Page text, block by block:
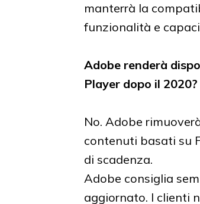
manterrà la
funzionalità e
Adobe renderà
Player dopo il 2020?
No. Adobe
contenuti basati su
di scadenza.
Adobe consiglia
aggiornato. I clienti